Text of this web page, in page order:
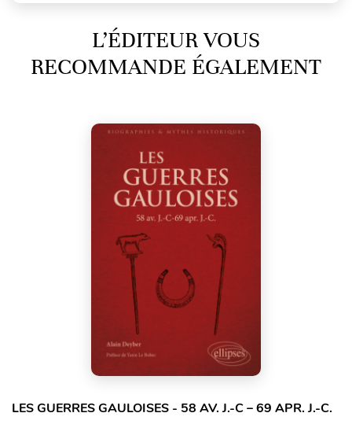
L’ÉDITEUR VOUS
RECOMMANDE ÉGALEMENT
LES GUERRES GAULOISES - 58 AV. J.-C – 69 APR. J.-C.